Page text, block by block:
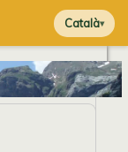
Català